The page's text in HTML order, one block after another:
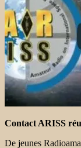
Contact ARISS
De jeunes